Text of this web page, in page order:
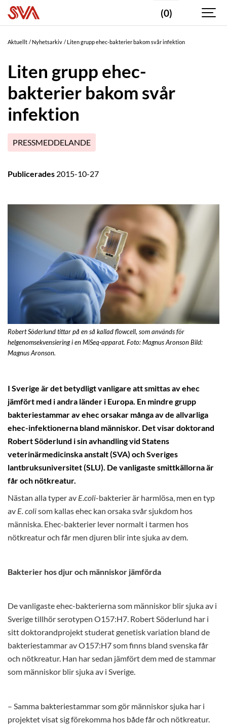
(0)
Aktuellt Nyhetsarkiv Liten grupp ehec-bakterier bakom svår infektion
Liten grupp ehec-
bakterier bakom svår
infektion
PRESSMEDDELANDE
Publicerades 2015-10-27
Robert Söderlund tittar på en så kallad flowcell, som används för
helgenomsekvensiering i en MiSeq-apparat. Foto: Magnus Aronson Bild:
Magnus Aronson.
I Sverige är det betydligt vanligare att smittas av ehec
jämfört med i andra länder i Europa. En mindre grupp
bakteriestammar av ehec orsakar många av de allvarliga
ehec-infektionerna bland människor. Det visar doktorand
Robert Söderlund i sin avhandling vid Statens
veterinärmedicinska anstalt (SVA) och Sveriges
lantbruksuniversitet (SLU). De vanligaste smittkällorna är
får och nötkreatur.
Nästan alla typer av E.coli-bakterier är harmlösa, men en typ
av E. colisom kallas ehec kan orsaka svår sjukdom hos
människa. Ehec-bakterier lever normalt i tarmen hos
nötkreatur och får men djuren blir inte sjuka av dem.
Bakterier hos djur och människor jämförda
De vanligaste ehec-bakterierna som människor blir sjuka av i
Sverige tillhör serotypen O157:H7. Robert Söderlund har i
sitt doktorandprojekt studerat genetisk variation bland de
bakteriestammar av O157:H7 som finns bland svenska får
och nötkreatur. Han har sedan jämfört dem med de stammar
som människor blir sjuka av i Sverige.
– Samma bakteriestammar som gör människor sjuka har i
projektet visat sig förekomma hos både får och nötkreatur.